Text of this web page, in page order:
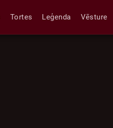
Tortes Leģenda Vēsture